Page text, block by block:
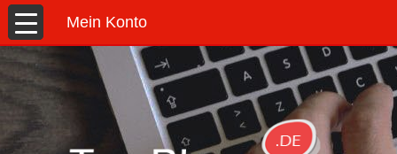
Mein Konto